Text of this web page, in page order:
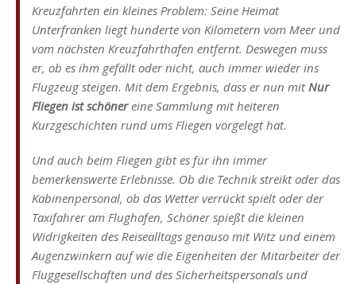
Kreuzfahrten ein kleines Problem: Seine Heimat
Unterfranken liegt hunderte von Kilometern vom Meer und
vom nächsten Kreuzfahrthafen entfernt. Deswegen muss
er, ob es ihm gefällt oder nicht, auch immer wieder ins
Flugzeug steigen. Mit dem Ergebnis, dass er nun mitNur
Fliegen ist schönereine Sammlung mit heiteren
Kurzgeschichten rund ums Fliegen vorgelegt hat.
Und auch beim Fliegen gibt es für ihn immer
bemerkenswerte Erlebnisse. Ob die Technik streikt oder das
Kabinenpersonal, ob das Wetter verrückt spielt oder der
Taxifahrer am Flughafen, Schöner spießt die kleinen
Widrigkeiten des Reisealltags genauso mit Witz und einem
Augenzwinkern auf wie die Eigenheiten der Mitarbeiter der
Fluggesellschaften und des Sicherheitspersonals und